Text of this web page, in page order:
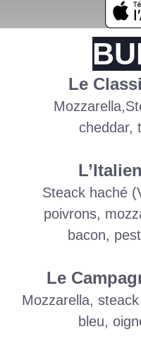
Le
cheddar,
Steack haché
poivrons,
bacon,
Le
Mozzarella,
bleu,